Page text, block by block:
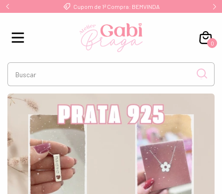
Frete Grátis a partir de R$ 249 para Sul/Sudeste
0